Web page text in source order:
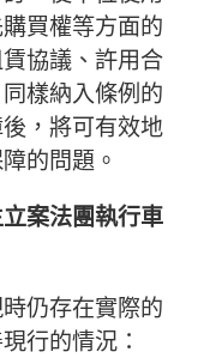
買權等方面的
協議、許用合
樣納入條例的
，將可有效地
的問題。
案法團執行車
仍存在實際的
行的情況：